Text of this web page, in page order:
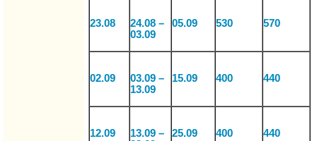
23.08
24.08 –
03.09
05.09 530 570
02.09
03.09 –
13.09
15.09 400 440
12.09
13.09 –
25.09 400 440